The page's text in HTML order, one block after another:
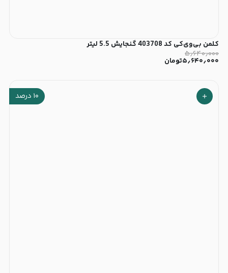
کلمن بی‌وی‌کی کد 403708 گنجایش 5.5 لیتر
۵٫۶۴۰٫۰۰۰
۵٫۶۴۰٫۰۰۰تومان
۱۰ درصد